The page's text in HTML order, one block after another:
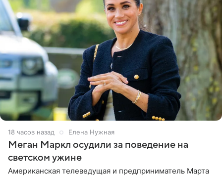
18 часов назад Елена Нужная
Меган Маркл осудили за поведение на
светском ужине
Американская телеведущая и предприниматель Марта